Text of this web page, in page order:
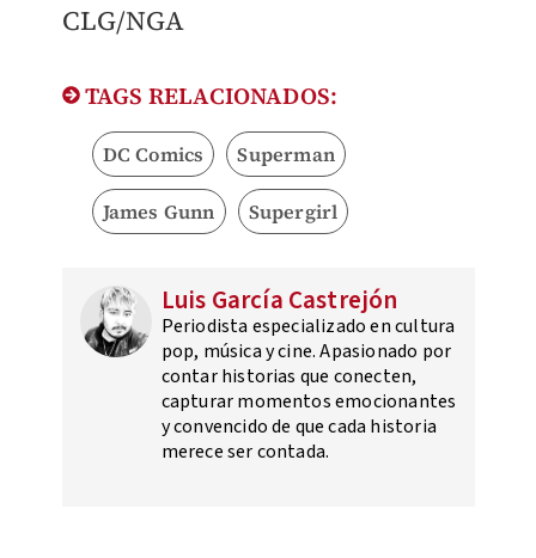
​CLG/NGA
TAGS RELACIONADOS:
DC Comics Superman
James Gunn Supergirl
Luis García Castrejón
Periodista especializado en cultura
pop, música y cine. Apasionado por
contar historias que conecten,
capturar momentos emocionantes
y convencido de que cada historia
merece ser contada.